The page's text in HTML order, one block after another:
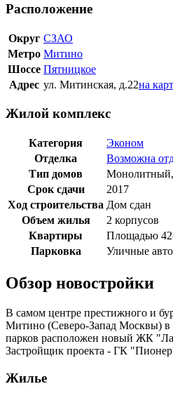
Расположение
Округ СЗАО
Метро Митино
Шоссе Пятницкое
Адрес ул. Митинская, д.22на
Жилой комплекс
Категория
Эконом
Отделка
Возможна
Тип домов
Монолитный,
Срок сдачи
2017
Ход строительства Дом сдан
Объем жилья
2 корпусов
Квартиры
Площадью
Парковка
Уличные
Обзор новостройки
В самом центре престижного и
Митино (Северо-Запад Москвы)
парков расположен новый ЖК
Застройщик проекта - ГК
Жилье